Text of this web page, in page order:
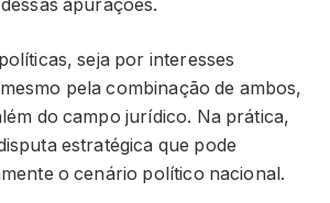
apurações.
seja por interesses
pela combinação de ambos,
do campo jurídico. Na prática,
estratégica que pode
o cenário político nacional.